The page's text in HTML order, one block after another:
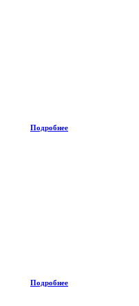
Подробнее
Подробнее